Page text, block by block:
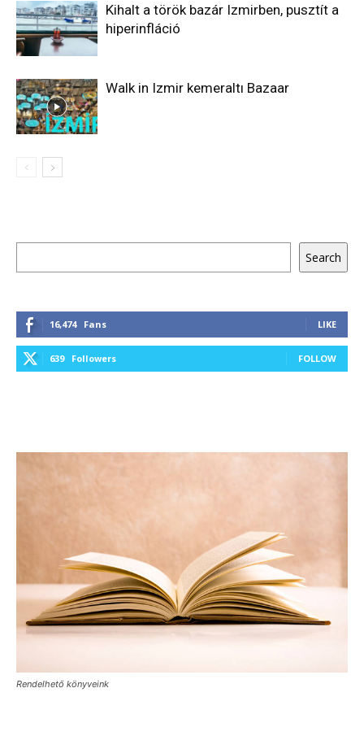
Kihalt a török bazár Izmirben, pusztít a
hiperinfláció
Walk in Izmir kemeraltı Bazaar
Search
16,474 Fans LIKE
639 Followers FOLLOW
Rendelhető könyveink